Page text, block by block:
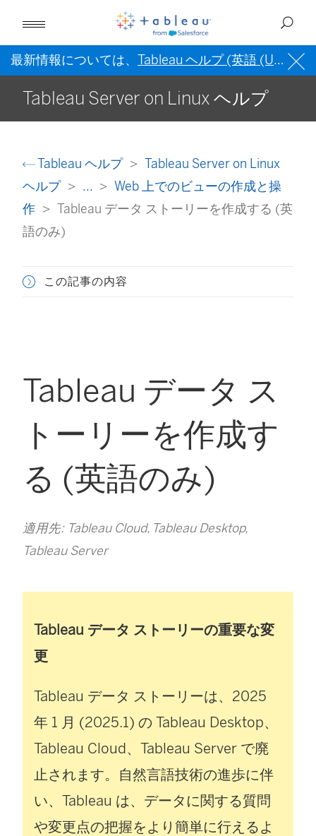
最新情報については、 Tableau ヘルプ (英語 (US)) を
Tableau Server on Linux ヘルプ
Tableau ヘルプ
Tableau Server on Linux
ヘルプ
...
Web 上でのビューの作成と操
作
Tableau データ ストーリーを作成する (英
語のみ)
この記事の内容
Tableau データ ス
トーリーを作成す
る (英語のみ)
適用先: Tableau Cloud, Tableau Desktop,
Tableau Server
Tableau データ ストーリーの重要な変
更
Tableau データ ストーリーは、2025
年 1 月 (2025.1) の Tableau Desktop、
Tableau Cloud、 Tableau Server で廃
止されます。自然言語技術の進歩に伴
い、Tableau は、データに関する質問
や変更点の把握をより簡単に行えるよ